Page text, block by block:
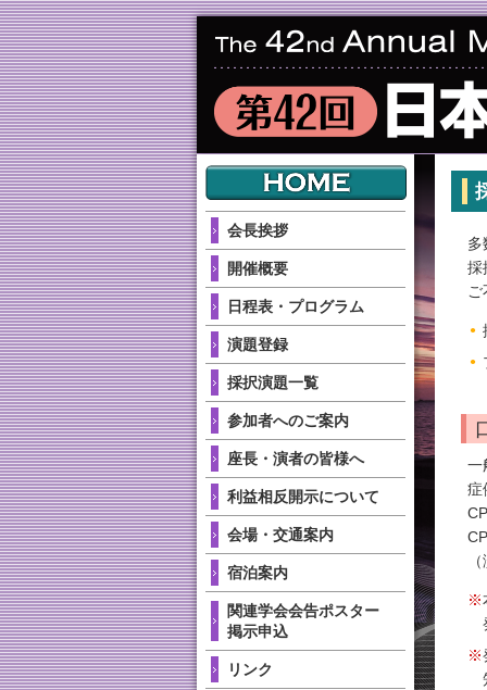
多
採
ご
一
症
会長挨拶
開催概要
日程表・プログラム
演題登録
採択演題一覧
参加者へのご案内
座長・演者の皆様へ
利益相反開示について
会場・交通案内
宿泊案内
関連学会会告ポスター
掲示申込
リンク